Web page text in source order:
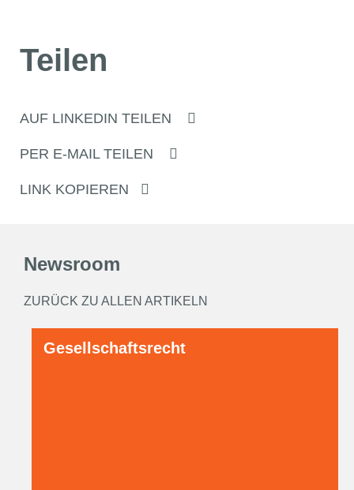
Teilen
AUF LINKEDIN TEILEN
PER E-MAIL TEILEN
LINK KOPIEREN
Newsroom
ZURÜCK ZU ALLEN ARTIKELN
Gesellschaftsrecht